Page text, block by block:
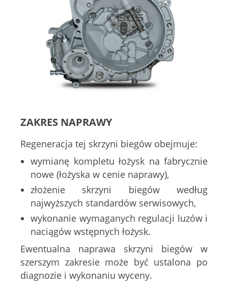
ZAKRES NAPRAWY
Regeneracja tej skrzyni biegów obejmuje:
wymianę kompletu łożysk na fabrycznie
nowe (łożyska w cenie naprawy),
złożenie skrzyni biegów według
najwyższych standardów serwisowych,
wykonanie wymaganych regulacji luzów i
naciągów wstępnych łożysk.
Ewentualna naprawa skrzyni biegów w
szerszym zakresie może być ustalona po
diagnozie i wykonaniu wyceny.